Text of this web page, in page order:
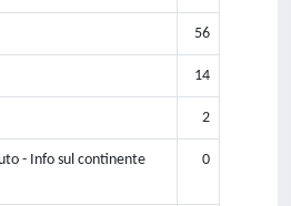
56
14
2
- Info sul continente
0